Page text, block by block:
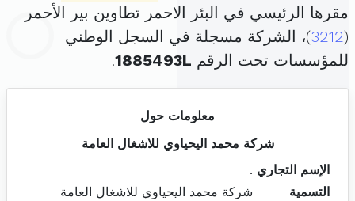
مقرها الرئيسي في البئر الاحمر تطاوين بير الأحمر
(
3212)، الشركة مسجلة في السجل الوطني
للمؤسسات تحت الرقم 1885493L
.
معلومات حول
شركة محمد اليحياوي للاشغال العامة
الإسم التجاري .
التسمية
شركة محمد اليحياوي للاشغال العامة